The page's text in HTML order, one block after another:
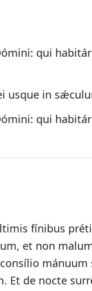
qui
usque in
qui
fínibus
et non
mánuum
Et de nocte